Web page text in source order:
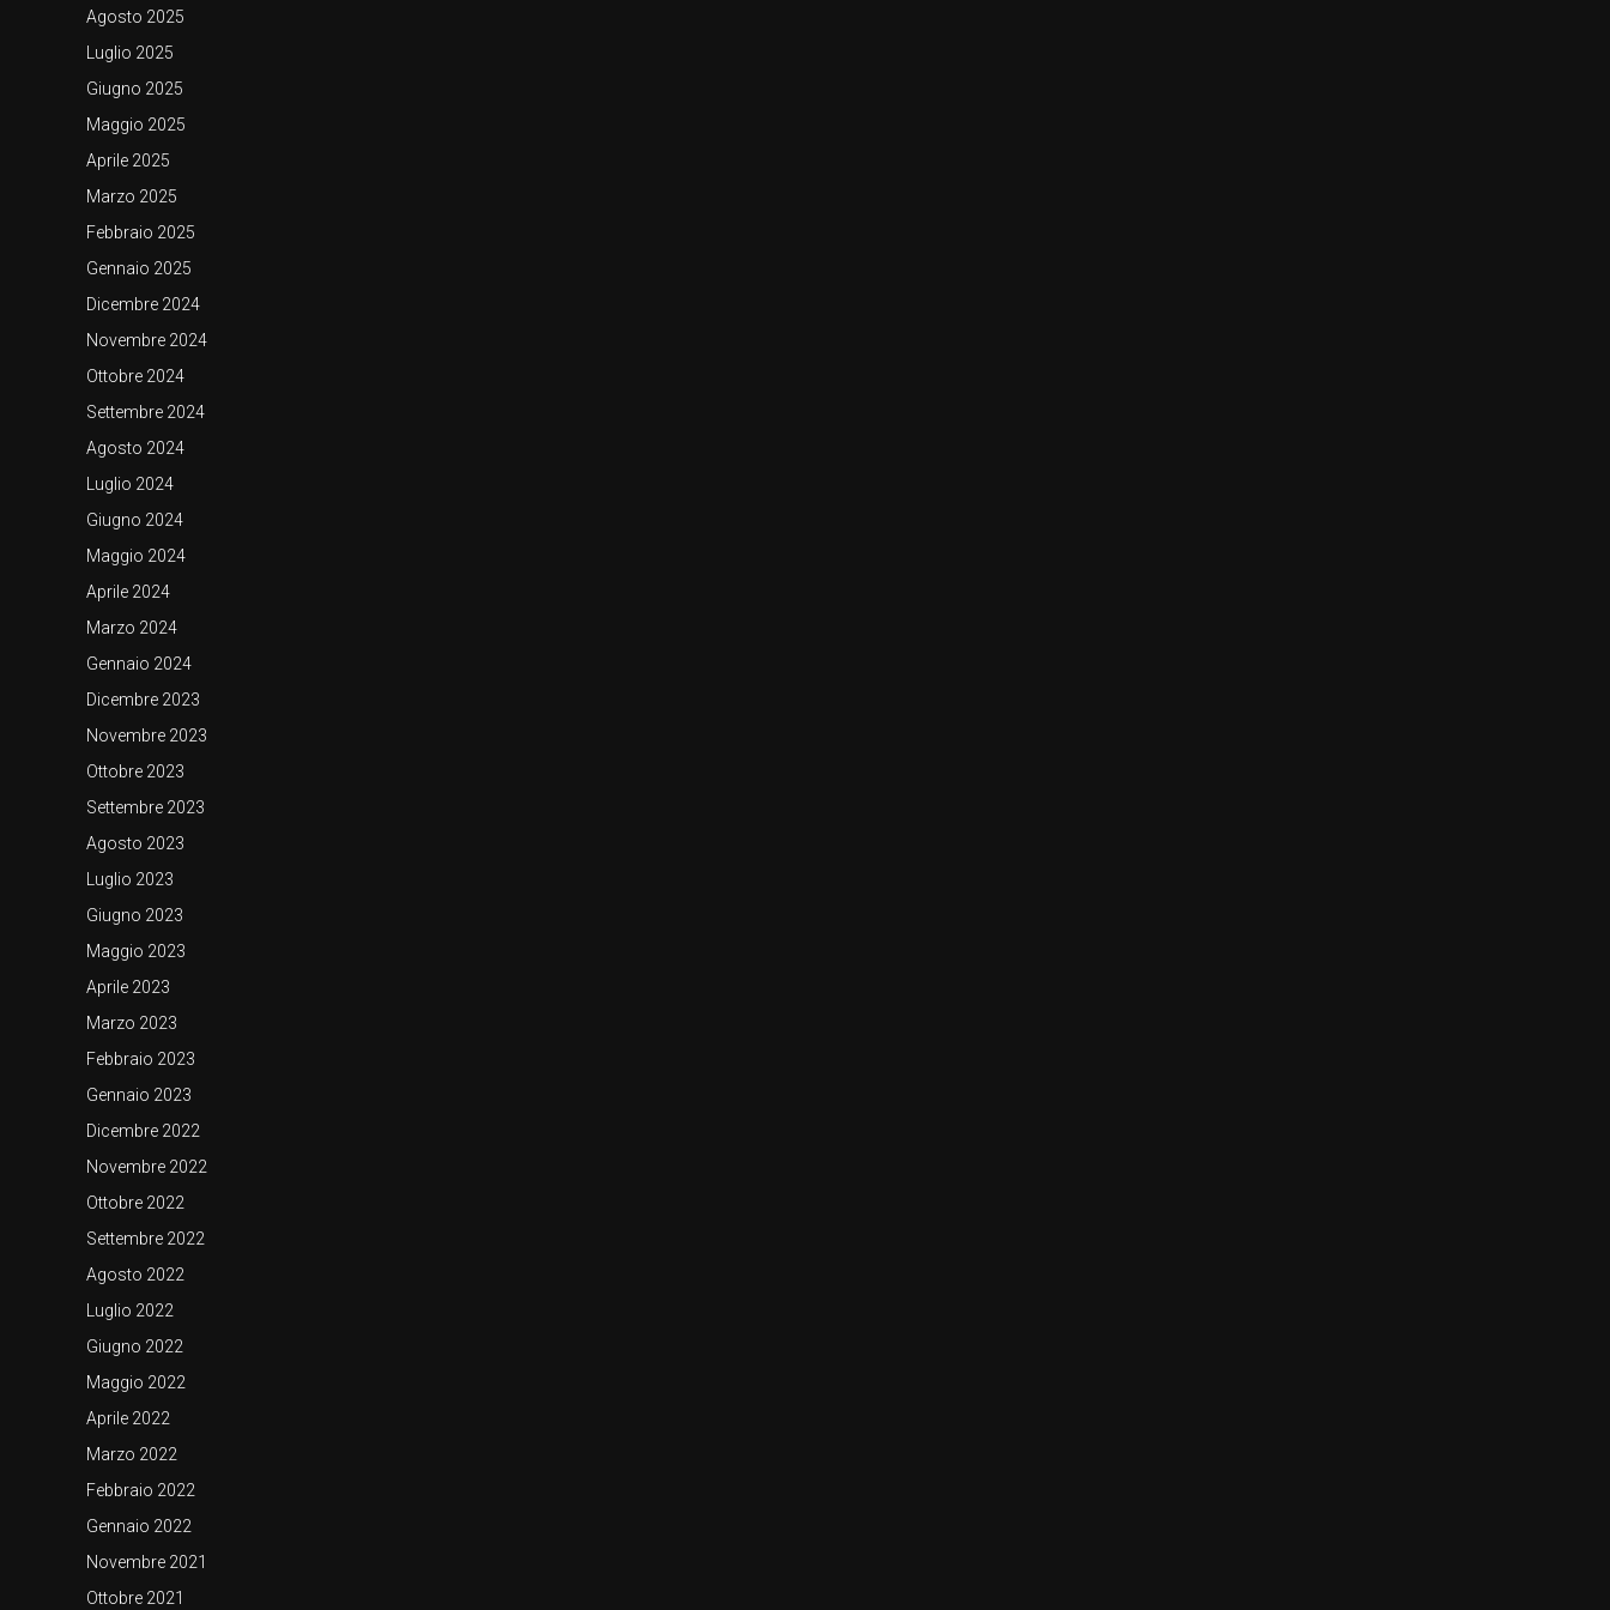
Agosto 2025
Luglio 2025
Giugno 2025
Maggio 2025
Aprile 2025
Marzo 2025
Febbraio 2025
Gennaio 2025
Dicembre 2024
Novembre 2024
Ottobre 2024
Settembre 2024
Agosto 2024
Luglio 2024
Giugno 2024
Maggio 2024
Aprile 2024
Marzo 2024
Gennaio 2024
Dicembre 2023
Novembre 2023
Ottobre 2023
Settembre 2023
Agosto 2023
Luglio 2023
Giugno 2023
Maggio 2023
Aprile 2023
Marzo 2023
Febbraio 2023
Gennaio 2023
Dicembre 2022
Novembre 2022
Ottobre 2022
Settembre 2022
Agosto 2022
Luglio 2022
Giugno 2022
Maggio 2022
Aprile 2022
Marzo 2022
Febbraio 2022
Gennaio 2022
Novembre 2021
Ottobre 2021